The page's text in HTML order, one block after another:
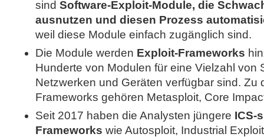
sind Software-Exploit-Module, die
ausnutzen und diesen Prozess
weil diese Module einfach zugänglich sind.
Die Module werden Exploit-Frameworks
Hunderte von Modulen für eine Vielzahl von
Netzwerken und Geräten verfügbar sind. Zu
Frameworks gehören Metasploit, Core
Seit 2017 haben die Analysten jüngere ICS-
Frameworks wie Autosploit, Industrial